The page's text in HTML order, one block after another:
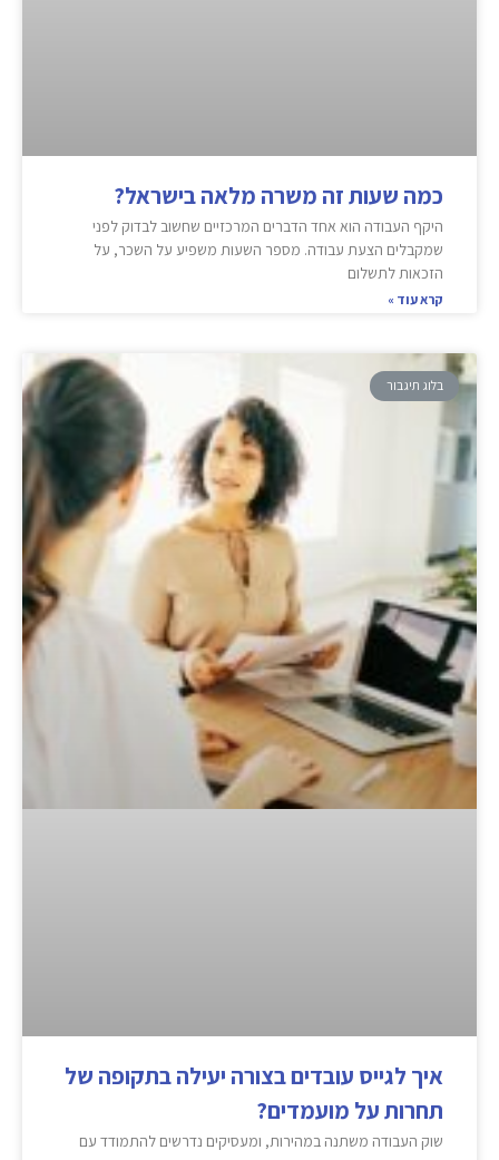
כמה שעות זה משרה מלאה בישראל?
היקף העבודה הוא אחד הדברים המרכזיים שחשוב לבדוק לפני
שמקבלים הצעת עבודה. מספר השעות משפיע על השכר, על
הזכאות לתשלום
קרא עוד »
בלוג תיגבור
איך לגייס עובדים בצורה יעילה בתקופה של
תחרות על מועמדים?
שוק העבודה משתנה במהירות, ומעסיקים נדרשים להתמודד עם